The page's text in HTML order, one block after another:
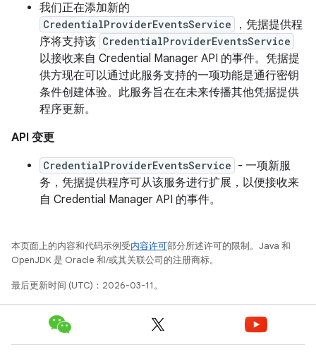
我们正在添加新的
CredentialProviderEventsService
，凭据提供程
序将支持该 CredentialProviderEventsService
以接收来自 Credential Manager API 的事件。凭据提
供方现在可以通过此服务支持的一项功能是通行密钥
条件创建体验。此服务旨在在未来传播其他凭据提供
程序更新。
API 变更
CredentialProviderEventsService - 一项新服
务，凭据提供程序可从该服务进行扩展，以便接收来
自 Credential Manager API 的事件。
本页面上的内容和代码示例受内容许可部分所述许可的限制。Java 和
OpenJDK 是 Oracle 和/或其关联公司的注册商标。
最后更新时间 (UTC)：2026-03-11。